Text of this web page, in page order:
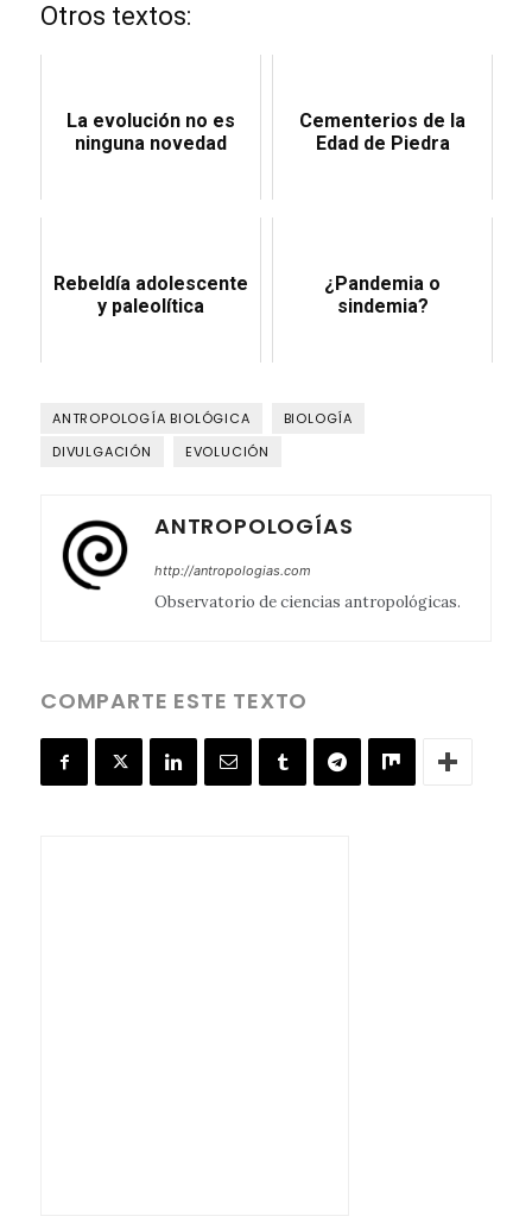
Otros textos:
La evolución no es
ninguna novedad
Cementerios de la
Edad de Piedra
Rebeldía adolescente
y paleolítica
¿Pandemia o
sindemia?
ANTROPOLOGÍA BIOLÓGICA
BIOLOGÍA
DIVULGACIÓN
EVOLUCIÓN
ANTROPOLOGÍAS
http://antropologias.com
Observatorio de ciencias antropológicas.
COMPARTE ESTE TEXTO